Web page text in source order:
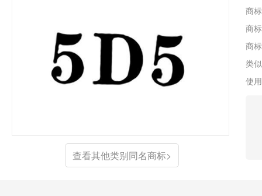
查看其他类别同名商标>
商
商
商
类
使